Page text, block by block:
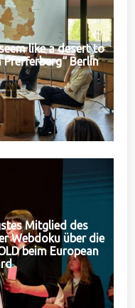
like a desert to
Berlin
Mitglied des
Webdoku über die
beim European